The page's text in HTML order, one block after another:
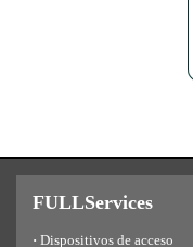
FULLServices
· Dispositivos de acceso